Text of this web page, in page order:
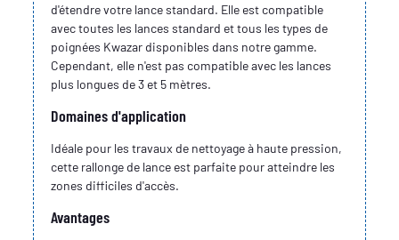
d'étendre votre lance standard. Elle est compatible
avec toutes les lances standard et tous les types de
poignées Kwazar disponibles dans notre gamme.
Cependant, elle n'est pas compatible avec les lances
plus longues de 3 et 5 mètres.
Domaines d'application
Idéale pour les travaux de nettoyage à haute pression,
cette rallonge de lance est parfaite pour atteindre les
zones difficiles d'accès.
Avantages